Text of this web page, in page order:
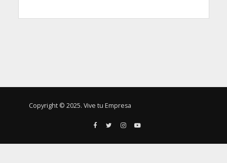
Copyright © 2025. Vive tu Empresa